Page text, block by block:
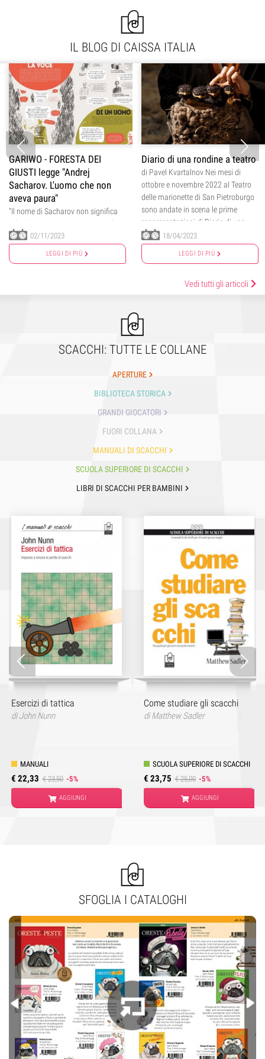
IL BLOG DI CAISSA ITALIA
GARIWO - FORESTA DEI
GIUSTI legge "Andrej
Sacharov. L'uomo che non
aveva paura"
“Il nome di Sacharov non significa
più solo progetti segreti, ma anche
il coraggio di dire apertamente la
verità.”
02/11/2023
LEGGI DI PIÙ
Diario di una rondine a teatro
di Pavel Kvartalnov Nei mesi di
ottobre e novembre 2022 al Teatro
delle marionette di San Pietroburgo
sono andate in scena le prime
rappresentazioni di Diario di una
rondine, tratto dall'omonimo libro
di...
18/04/2023
LEGGI DI PIÙ
Vedi tutti gli articoli
SCACCHI: TUTTE LE COLLANE
APERTURE
BIBLIOTECA STORICA
GRANDI GIOCATORI
FUORI COLLANA
MANUALI DI SCACCHI
SCUOLA SUPERIORE DI SCACCHI
LIBRI DI SCACCHI PER BAMBINI
Esercizi di tattica
diJohn Nunn
MANUALI
€ 22,33 € 23,50 -5%
AGGIUNGI
Come studiare gli scacchi
diMatthew Sadler
SCUOLA SUPERIORE DI SCACCHI
€ 23,75 € 25,00 -5%
AGGIUNGI
SFOGLIA I CATALOGHI